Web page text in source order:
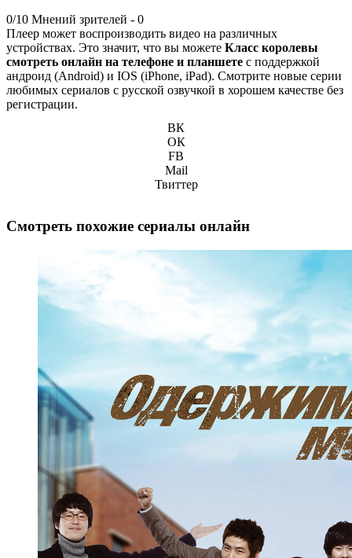
0/10 Мнений зрителей - 0
Плеер может воспроизводить видео на различных
устройствах. Это значит, что вы можете Класс королевы
смотреть онлайн на телефоне и планшете с поддержкой
андроид (Android) и IOS (iPhone, iPad). Смотрите новые серии
любимых сериалов с русской озвучкой в хорошем качестве без
регистрации.
ВК
ОК
FB
Mail
Твиттер
Смотреть похожие сериалы онлайн